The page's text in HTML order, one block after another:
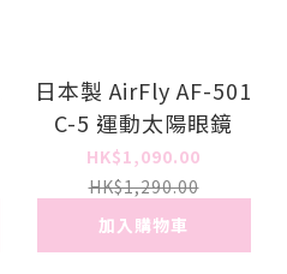
日本製 AirFly AF-501
C-5 運動太陽眼鏡
HK$1,090.00
HK$1,290.00
加入購物車